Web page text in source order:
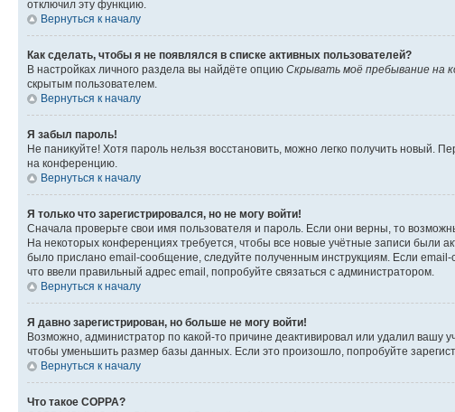
отключил эту функцию.
Вернуться к началу
Как сделать, чтобы я не появлялся в списке активных пользователей?
В настройках личного раздела вы найдёте опцию Скрывать моё пребывание на
скрытым пользователем.
Вернуться к началу
Я забыл пароль!
Не паникуйте! Хотя пароль нельзя восстановить, можно легко получить новый.
на конференцию.
Вернуться к началу
Я только что зарегистрировался, но не могу войти!
Сначала проверьте свои имя пользователя и пароль. Если они верны, то
На некоторых конференциях требуется, чтобы все новые учётные записи были
было прислано email-сообщение, следуйте полученным инструкциям. Если
что ввели правильный адрес email, попробуйте связаться с администратором.
Вернуться к началу
Я давно зарегистрирован, но больше не могу войти!
Возможно, администратор по какой-то причине деактивировал или удалил
чтобы уменьшить размер базы данных. Если это произошло, попробуйте
Вернуться к началу
Что такое COPPA?